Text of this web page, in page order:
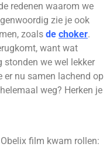
redenen waarom we
zie je ook
zoals de choker.
want wat
stonden we wel lekker
er nu samen lachend op
weg? Herken je
film kwam rollen: